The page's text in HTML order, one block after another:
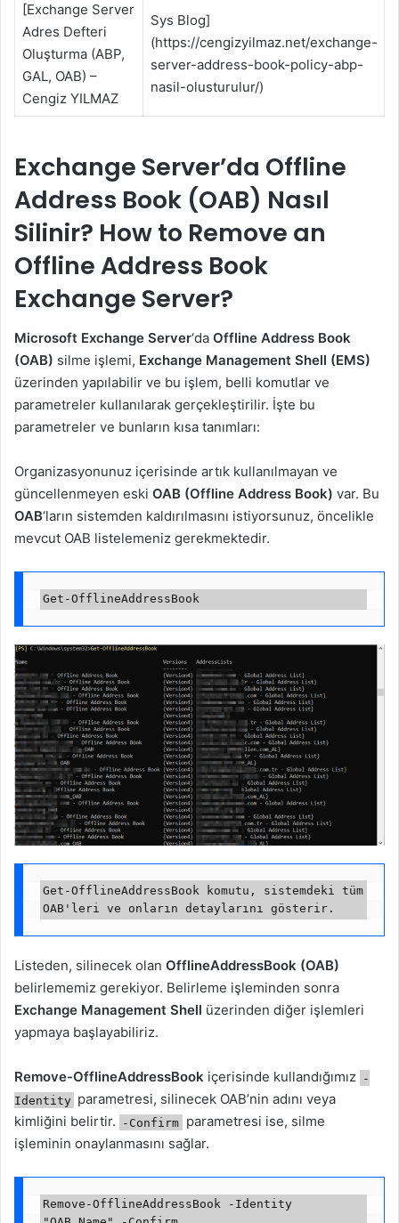
[Exchange Server
Adres Defteri
Oluşturma (ABP,
GAL, OAB) –
Cengiz YILMAZ
Sys Blog]
(https://cengizyilmaz.net/exchange-
server-address-book-policy-abp-
nasil-olusturulur/)
Exchange Server’da Offline
Address Book (OAB) Nasıl
Silinir? How to Remove an
Offline Address Book
Exchange Server?
Microsoft Exchange Server‘da Offline Address Book
(OAB) silme işlemi, Exchange Management Shell (EMS)
üzerinden yapılabilir ve bu işlem, belli komutlar ve
parametreler kullanılarak gerçekleştirilir. İşte bu
parametreler ve bunların kısa tanımları:
Organizasyonunuz içerisinde artık kullanılmayan ve
güncellenmeyen eski OAB (Offline Address Book) var. Bu
OAB‘ların sistemden kaldırılmasını istiyorsunuz, öncelikle
mevcut OAB listelemeniz gerekmektedir.
Get-OfflineAddressBook
Get-OfflineAddressBook komutu, sistemdeki tüm
Listeden, silinecek olan OfflineAddressBook (OAB)
belirlememiz gerekiyor. Belirleme işleminden sonra
Exchange Management Shell üzerinden diğer işlemleri
yapmaya başlayabiliriz.
Remove-OfflineAddressBook içerisinde kullandığımız -
Identity parametresi, silinecek OAB’nin adını veya
kimliğini belirtir.
-Confirm parametresi ise, silme
işleminin onaylanmasını sağlar.
Remove-OfflineAddressBook -Identity